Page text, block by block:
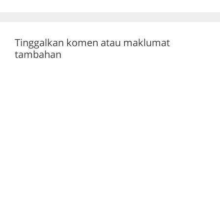
Tinggalkan komen atau maklumat
tambahan